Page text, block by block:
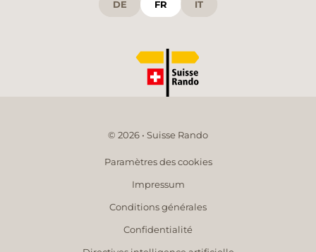
DE FR IT
© 2026 • Suisse Rando
Paramètres des cookies
Impressum
Conditions générales
Confidentialité